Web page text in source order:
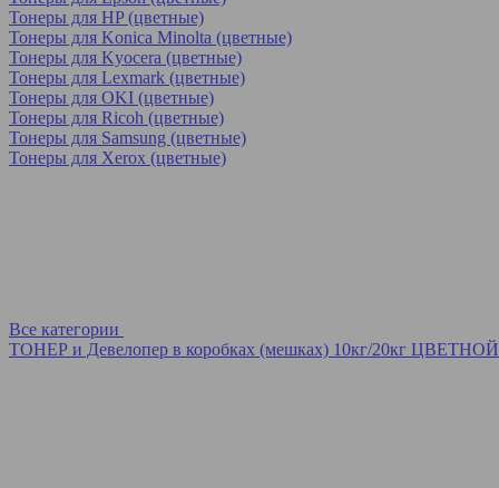
Тонеры для HP (цветные)
Тонеры для Konica Minolta (цветные)
Тонеры для Kyocera (цветные)
Тонеры для Lexmark (цветные)
Тонеры для OKI (цветные)
Тонеры для Ricoh (цветные)
Тонеры для Samsung (цветные)
Тонеры для Xerox (цветные)
Все категории
ТОНЕР и Девелопер в коробках (мешках) 10кг/20кг ЦВЕТНОЙ